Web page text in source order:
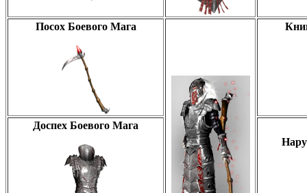
Посох Боевого Мага
Доспех Боевого Мага